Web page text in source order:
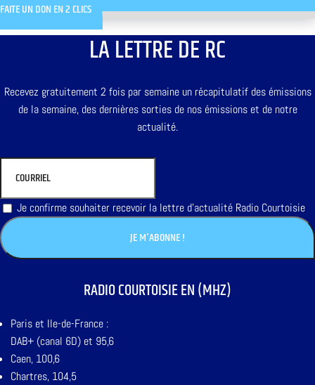
FAITE UN DON EN 2 CLICS
LA LETTRE DE RC
Recevez gratuitement 2 fois par semaine un récapitulatif des émissions
de la semaine, des dernières sorties de nos émissions et de notre
actualité.
Je confirme souhaiter recevoir la lettre d'actualité Radio Courtoisie
RADIO COURTOISIE EN (MHZ)
Paris et Ile-de-France :
DAB+ (canal 6D) et 95,6
Caen, 100,6
Chartres, 104,5